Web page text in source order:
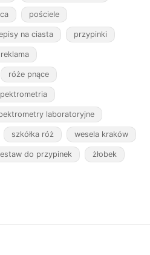
pościele
na ciasta przypinki
reklama
róże pnące
laboratoryjne
szkółka róż wesela kraków
do przypinek żłobek